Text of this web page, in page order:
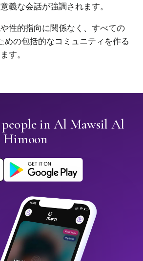
義な会話が強調されます。
性的指向に関係なく、すべての
めの包括的なコミュニティを作る
す。
people in Al Mawsil Al
Himoon